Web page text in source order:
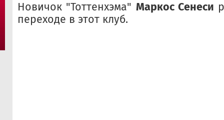
Новичок "Тоттенхэма" Маркос Сенеси
переходе в этот клуб.